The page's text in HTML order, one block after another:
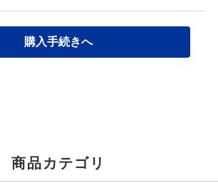
購入手続きへ
商品カテゴリ